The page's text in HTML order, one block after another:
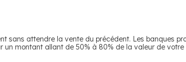
sans attendre la vente du précédent. Les banques
un montant allant de 50% à 80% de la valeur de votre